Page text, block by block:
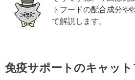
トフードの配合成分や
て解説します。
免疫サポートのキャッ